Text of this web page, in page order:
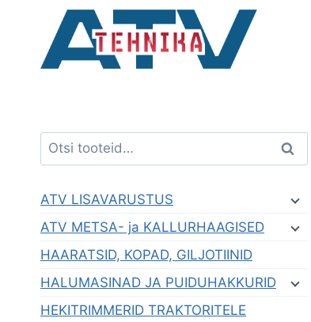
content
Otsi: Otsi
ATV LISAVARUSTUS
ATV METSA- ja KALLURHAAGISED
HAARATSID, KOPAD, GILJOTIINID
HALUMASINAD JA PUIDUHAKKURID
HEKITRIMMERID TRAKTORITELE